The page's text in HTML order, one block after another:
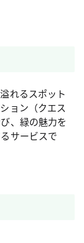
れるスポット
ョン（クエス
、緑の魅力を
サービスで